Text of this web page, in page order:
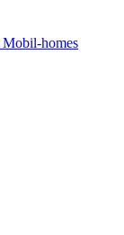
Mobil-homes